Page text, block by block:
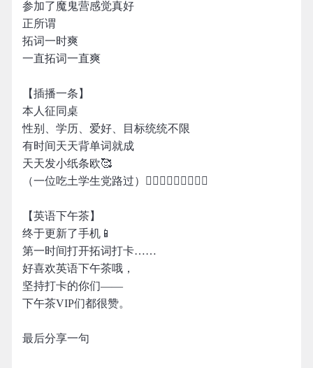
参加了魔鬼营感觉真好
正所谓
拓词一时爽
一直拓词一直爽
【插播一条】
本人征同桌
性别、学历、爱好、目标统统不限
有时间天天背单词就成
天天发小纸条欧🥰
（一位吃土学生党路过）🚶🏻‍♀️🚶🏻‍♀️🚶🏻‍♀️
【英语下午茶】
终于更新了手机📱
第一时间打开拓词打卡……
好喜欢英语下午茶哦，
坚持打卡的你们——
下午茶VIP们都很赞。
最后分享一句